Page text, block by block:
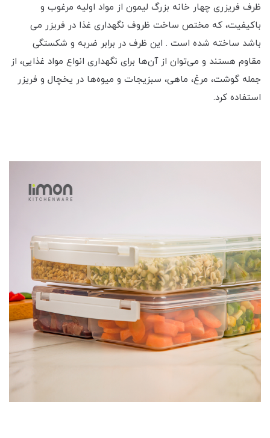
ظرف فریزری چهار خانه بزرگ لیمون از مواد اولیه مرغوب و
باکیفیت، که مختص ساخت ظروف نگهداری غذا در فریزر می
باشد ساخته شده‌ است . این ظرف در برابر ضربه و شکستگی
مقاوم هستند و می‌توان از آن‌ها برای نگهداری انواع مواد غذایی، از
جمله گوشت، مرغ، ماهی، سبزیجات و میوه‌ها در یخچال و فریزر
استفاده کرد.